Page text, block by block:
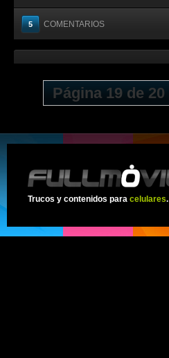
5 COMENTARIOS
Página 19 de 20
Trucos y contenidos para celulares.